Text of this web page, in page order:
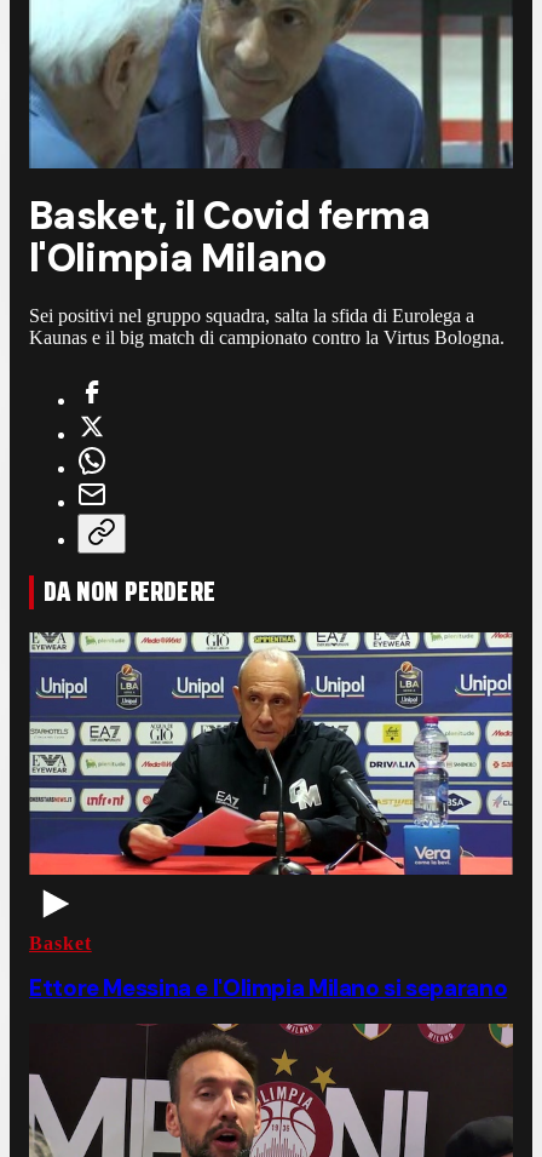
Basket, il Covid ferma
l'Olimpia Milano
Sei positivi nel gruppo squadra, salta la sfida di Eurolega a
Kaunas e il big match di campionato contro la Virtus Bologna.
DA NON PERDERE
Basket
Ettore Messina e l'Olimpia Milano si separano